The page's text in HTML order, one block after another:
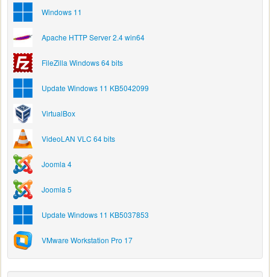
Windows 11
Apache HTTP Server 2.4 win64
FileZilla Windows 64 bits
Update Windows 11 KB5042099
VirtualBox
VideoLAN VLC 64 bits
Joomla 4
Joomla 5
Update Windows 11 KB5037853
VMware Workstation Pro 17